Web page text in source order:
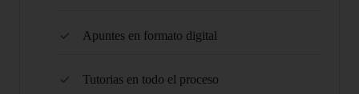
Apuntes en formato digital
Tutorias en todo el proceso